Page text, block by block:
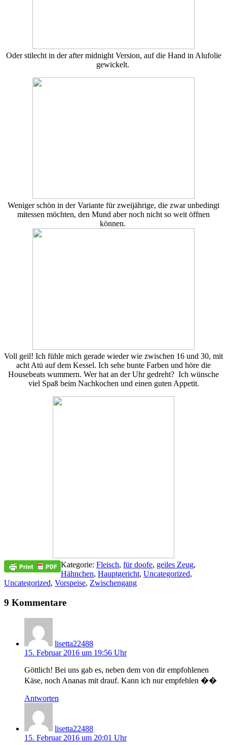
Oder stilecht in der after midnight Version, auf die Hand in Alufolie
gewickelt.
Weniger schön in der Variante für zweijährige, die zwar unbedingt
mitessen möchten, den Mund aber noch nicht so weit öffnen
können.
Voll geil! Ich fühle mich gerade wieder wie zwischen 16 und 30, mit
acht Atü auf dem Kessel. Ich sehe bunte Farben und höre die
Housebeats wummern. Wer hat an der Uhr gedreht? Ich wünsche
viel Spaß beim Nachkochen und einen guten Appetit.
Kategorie: Fleisch, für doofe, geiles Zeug,
Hähnchen, Hauptgericht, Uncategorized,
Uncategorized, Vorspeise, Zwischengang
9 Kommentare
lisetta22488
15. Februar 2016 um 19:56 Uhr
Göttlich! Bei uns gab es, neben dem von dir empfohlenen
Käse, noch Ananas mit drauf. Kann ich nur empfehlen ��
Antworten
lisetta22488
15. Februar 2016 um 20:01 Uhr